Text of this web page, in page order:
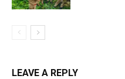
LEAVE A REPLY